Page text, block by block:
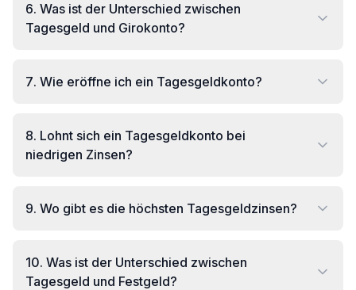
6. Was ist der Unterschied zwischen
Tagesgeld und Girokonto?
7. Wie eröffne ich ein Tagesgeldkonto?
8. Lohnt sich ein Tagesgeldkonto bei
niedrigen Zinsen?
9. Wo gibt es die höchsten Tagesgeldzinsen?
10. Was ist der Unterschied zwischen
Tagesgeld und Festgeld?